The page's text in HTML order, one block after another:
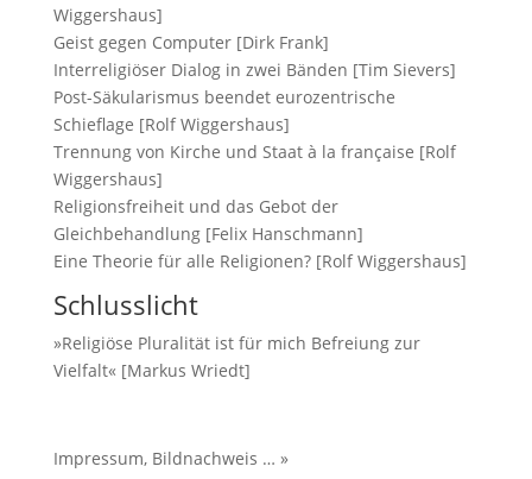
Wiggershaus]
Geist gegen Computer [Dirk Frank]
Interreligiöser Dialog in zwei Bänden [Tim Sievers]
Post-Säkularismus beendet eurozentrische
Schieflage [Rolf Wiggershaus]
Trennung von Kirche und Staat à la française [Rolf
Wiggershaus]
Religionsfreiheit und das Gebot der
Gleichbehandlung [Felix Hanschmann]
Eine Theorie für alle Religionen? [Rolf Wiggershaus]
Schlusslicht
»Religiöse Pluralität ist für mich Befreiung zur
Vielfalt« [Markus Wriedt]
Impressum, Bildnachweis … »